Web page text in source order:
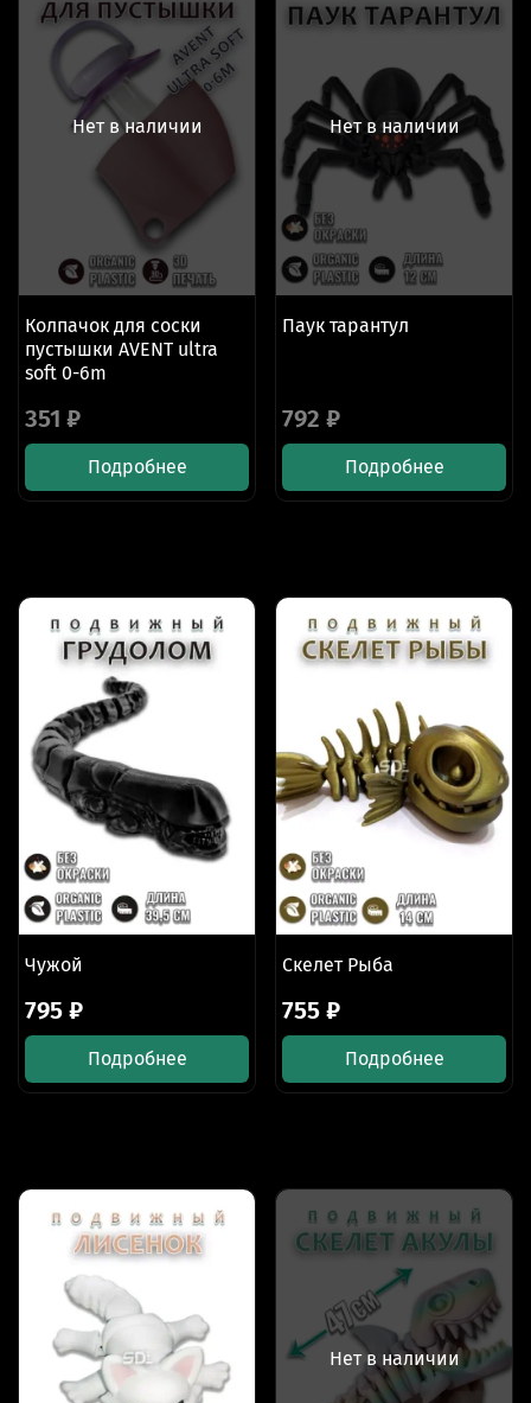
Нет в наличии
Колпачок для соски
пустышки AVENT ultra
soft 0-6m
351 ₽
Подробнее
Нет в наличии
Паук тарантул
792 ₽
Подробнее
Чужой
795 ₽
Подробнее
Скелет Рыба
755 ₽
Подробнее
Нет в наличии